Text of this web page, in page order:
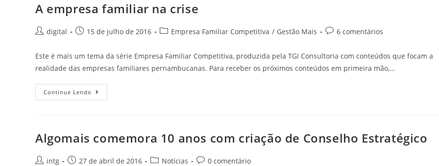
A empresa familiar na crise
digital 15 de julho de 2016 Empresa Familiar Competitiva / Gestão Mais 6 comentários
Este é mais um tema da série Empresa Familiar Competitiva, produzida pela TGI Consultoria com conteúdos que focam a
realidade das empresas familiares pernambucanas. Para receber os próximos conteúdos em primeira mão,…
Continue Lendo
Algomais comemora 10 anos com criação de Conselho Estratégico
intg 27 de abril de 2016 Notícias 0 comentário